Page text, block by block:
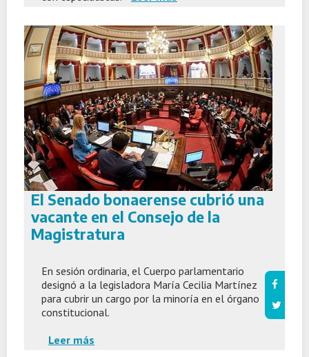
El Senado bonaerense cubrió una
vacante en el Consejo de la
Magistratura
En sesión ordinaria, el Cuerpo parlamentario
designó a la legisladora María Cecilia Martínez
para cubrir un cargo por la minoría en el órgano
constitucional.
Leer más